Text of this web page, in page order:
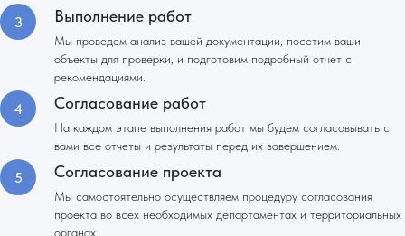
Выполнение работ
Мы проведем анализ вашей документации, посетим ваши
объекты для проверки, и подготовим подробный отчет с
рекомендациями.
Согласование работ
На каждом этапе выполнения работ мы будем согласовывать с
вами все отчеты и результаты перед их завершением.
Согласование проекта
Мы самостоятельно осуществляем процедуру согласования
проекта во всех необходимых департаментах и территориальных
органах.